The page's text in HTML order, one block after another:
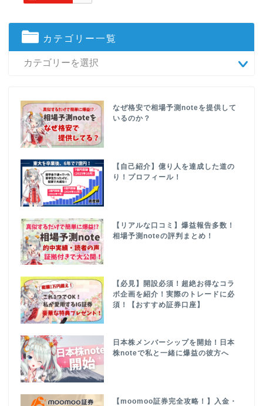
カテゴリー一覧
なぜ格安で相場予測noteを提供して
いるのか？
【自己紹介】億り人を達成した道の
り！プロフィール！
【リアルな口コミ】爆益報告多数！
相場予測noteの評判まとめ！
【必見】開設必須！超絶お得なコラ
ボ企画を紹介！実際のトレードに必
須！【おすすめ証券口座】
日本株メンバーシップを開始！日本
株noteで私と一緒に爆益の彼方へ
【moomoo証券完全攻略！】入金・